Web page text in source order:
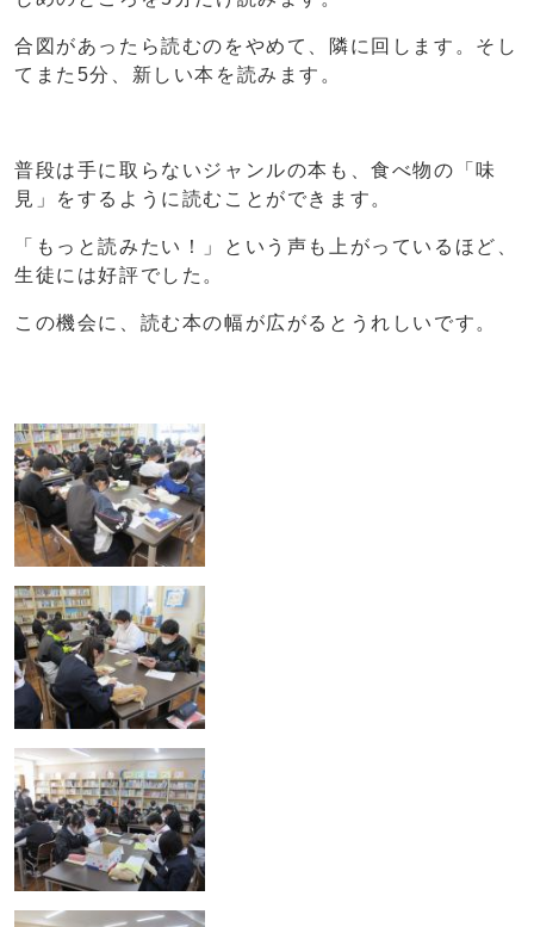
合図があったら読むのをやめて、隣に回します。そし
てまた5分、新しい本を読みます。
普段は手に取らないジャンルの本も、食べ物の「味
見」をするように読むことができます。
「もっと読みたい！」という声も上がっているほど、
生徒には好評でした。
この機会に、読む本の幅が広がるとうれしいです。